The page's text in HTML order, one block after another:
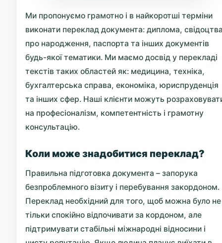
Ми пропонуємо грамотно і в найкоротші терміни
виконати переклад документа: диплома,
про народження, паспорта та інших документів
будь-якої тематики. Ми маємо досвід у перекладі
текстів таких областей як: медицина, техніка,
бухгалтерська справа, економіка, юриспруденція
та інших сфер. Наші клієнти можуть
на професіоналізм, компетентність і грамотну
консультацію.
Коли може знадобитися переклад?
Правильна підготовка документа – запорука
безпроблемного візиту і перебування закордоном.
Переклад необхідний для того, щоб можна було не
тільки спокійно відпочивати за кордоном, але
підтримувати стабільні міжнародні відносини і